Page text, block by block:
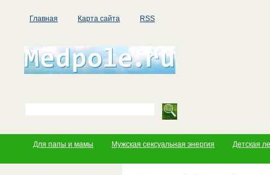
Главная Карта сайта RSS
Для папы и мамы Мужская сексуальная энергия Детская